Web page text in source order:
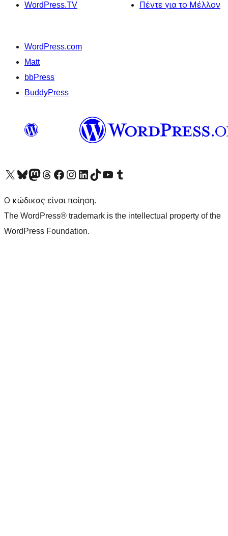
WordPress.TV
Πέντε για το Μέλλον
WordPress.com
Matt
bbPress
BuddyPress
Visit our X (formerly Twitter) account
Visit our Bluesky account
Επισκεφθείτε τον λογαριασμό μας στο Mastodon
Visit our Threads account
Επισκεφτείτε τη σελίδα μας στο Facebook
Επισκεφθείτε τον λογαριασμό μας Instagram
Επισκεφθείτε τον λογαριασμό μας LinkedIn
Visit our TikTok account
Visit our YouTube channel
Visit our Tumblr account
Ο κώδικας είναι ποίηση.
The WordPress® trademark is the intellectual property of the
WordPress Foundation.